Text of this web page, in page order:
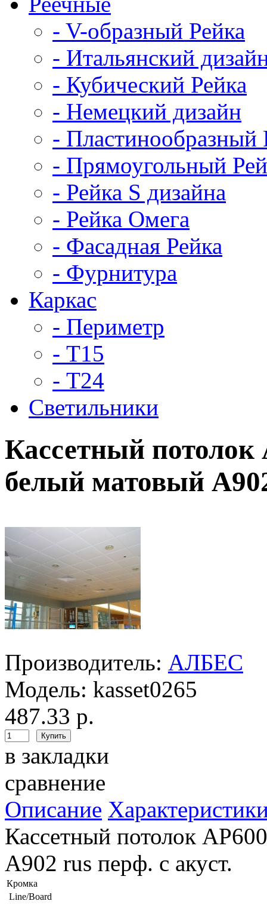
- V-образный Рейка
- Итальянский
- Кубический Рейка
- Немецкий дизайн
- Пластинообразный
- Прямоугольный
- Рейка S дизайна
- Рейка Омега
- Фасадная Рейка
- Фурнитура
Каркас
- Периметр
- Т15
- Т24
Светильники
Кассетный
белый матовый
Производитель: АЛБЕС
Модель: kasset0265
487.33 р.
в закладки
сравнение
Описание
Кассетный потолок
А902 rus перф. с акуст.
Кромка
Line/Board